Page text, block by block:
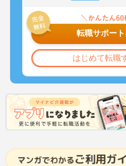
転職サポー
はじめて転職